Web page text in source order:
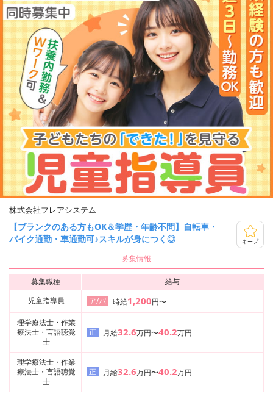
株式会社フレアシステム
【ブランクのある方もOK＆学歴・年齢不問】自転車・
バイク通勤・車通勤可♪スキルが身につく◎
キープ
募集情報
募集職種
給与
児童指導員
ア/パ 時給1,200円〜
理学療法士・作業
療法士・言語聴覚
士
正 月給32.6万円〜40.2万円
理学療法士・作業
療法士・言語聴覚
士
正 月給32.6万円〜40.2万円